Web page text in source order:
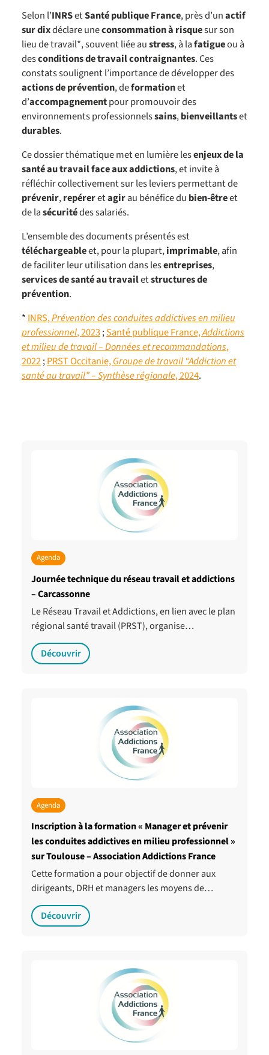
Selon l’INRSetSanté publique France, près d’unactif
sur dixdéclare uneconsommation à risquesur son
lieu de travail*, souvent liée austress, à lafatigueou à
desconditions de travail contraignantes. Ces
constats soulignent l’importance de développer des
actions de prévention, deformationet
d’accompagnementpour promouvoir des
environnements professionnelssains,bienveillantset
durables.
Ce dossier thématique met en lumière lesenjeux de la
santé au travail face aux addictions, et invite à
réfléchir collectivement sur les leviers permettant de
prévenir,repéreretagirau bénéfice du bien-êtreet
de lasécuritédes salariés.
L’ensemble des documents présentés est
téléchargeableet, pour la plupart,imprimable, afin
de faciliter leur utilisation dans lesentreprises,
services de santé au travailetstructures de
prévention.
*INRS,Prévention des conduites addictives en milieu
professionnel, 2023;Santé publique France,Addictions
et milieu de travail – Données et recommandations,
2022;PRST Occitanie,Groupe de travail “Addiction et
santé au travail” – Synthèse régionale, 2024.
Agenda
Journée technique du réseau travail et addictions
– Carcassonne
Le Réseau Travail et Addictions, en lien avec le plan
régional santé travail (PRST), organise…
Découvrir
Agenda
Inscription à la formation « Manager et prévenir
les conduites addictives en milieu professionnel »
sur Toulouse – Association Addictions France
Cette formation a pour objectif de donner aux
dirigeants, DRH et managers les moyens de…
Découvrir